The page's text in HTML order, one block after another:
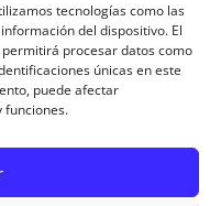
tecnologías como las
del dispositivo. El
procesar datos como
únicas en este
puede afectar
funciones.
BUENOS AIRES